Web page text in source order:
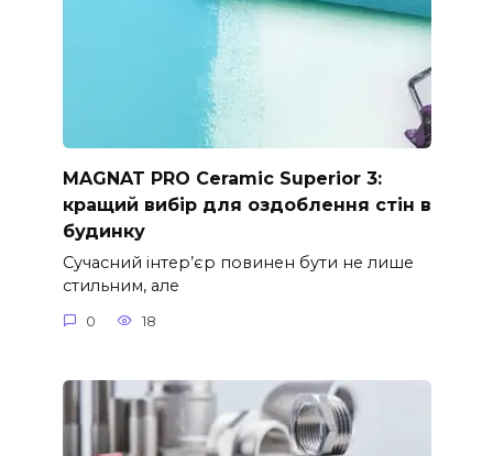
MAGNAT PRO Ceramic Superior 3:
кращий вибір для оздоблення стін в
будинку
Сучасний інтер’єр повинен бути не лише
стильним, але
0 18